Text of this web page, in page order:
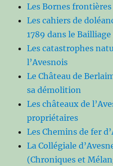
Les Bornes
Les cahiers de
1789 dans le Bailliage
Les catastrophes
l’Avesnois
Le Château de
sa démolition
Les châteaux de
propriétaires
Les Chemins de fer
La Collégiale
(Chroniques et